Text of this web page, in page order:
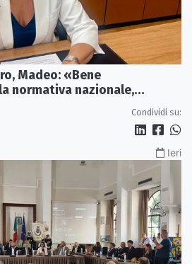
Madeo: «Bene
normativa nazionale,
Condividi su:
Ieri